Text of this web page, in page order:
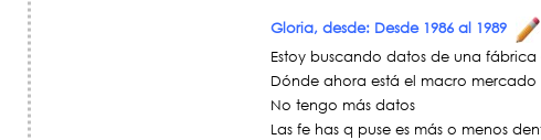
Gloria, desde: Desde 1986 al 1989
Estoy buscando datos de una
Dónde ahora está el macro mercado
No tengo más datos
Las fe has q puse es más o menos